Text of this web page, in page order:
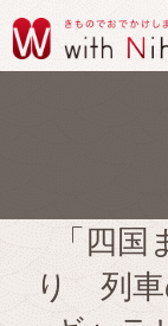
「四
り 列車